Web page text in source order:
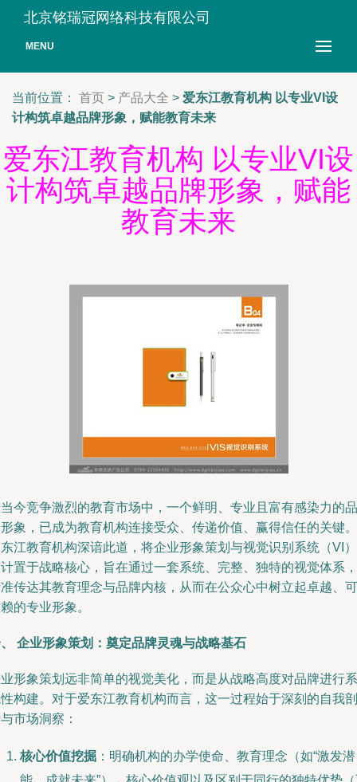
北京铭瑞冠网络科技有限公司
MENU
当前位置： 首页 > 产品大全 > 爱东江教育机构 以专业VI设
计构筑卓越品牌形象，赋能教育未来
爱东江教育机构 以专业VI设
计构筑卓越品牌形象，赋能
教育未来
今竞争激烈的教育市场中，一个鲜明、专业且富有感染力的品
象，已成为教育机构连接受众、传递价值、赢得信任的关键。
江教育机构深谙此道，将企业形象策划与视觉识别系统（VI）
置于战略核心，旨在通过一套系统、完整、独特的视觉体系，
传达其教育理念与品牌内核，从而在公众心中树立起卓越、可
的专业形象。
企业形象策划：奠定品牌灵魂与战略基石
形象策划远非简单的视觉美化，而是从战略高度对品牌进行系
构建。对于爱东江教育机构而言，这一过程始于深刻的自我剖
市场洞察：
核心价值挖掘 ：明确机构的办学使命、教育理念（如“激发潜